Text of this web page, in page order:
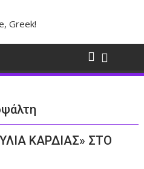
ΚΑΡΔΙΑΣ» ΣΤΟ